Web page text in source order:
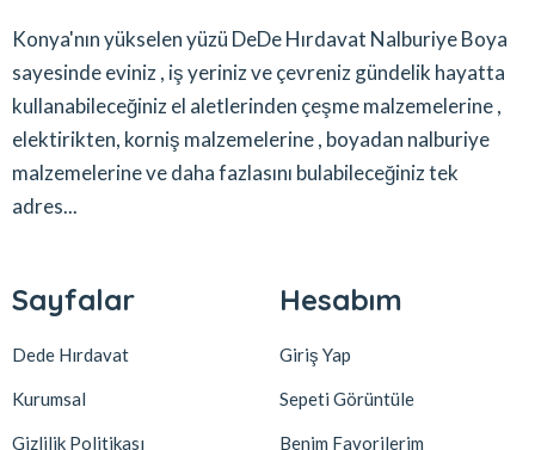
Konya'nın yükselen yüzü DeDe Hırdavat Nalburiye Boya
sayesinde eviniz , iş yeriniz ve çevreniz gündelik hayatta
kullanabileceğiniz el aletlerinden çeşme malzemelerine ,
elektirikten, korniş malzemelerine , boyadan nalburiye
malzemelerine ve daha fazlasını bulabileceğiniz tek
adres...
Sayfalar
Dede Hırdavat
Kurumsal
Gizlilik Politikası
Hesabım
Giriş Yap
Sepeti Görüntüle
Benim Favorilerim